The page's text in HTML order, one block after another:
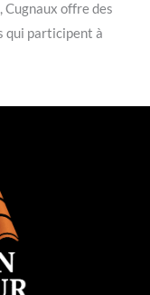
Cugnaux offre des
qui participent à